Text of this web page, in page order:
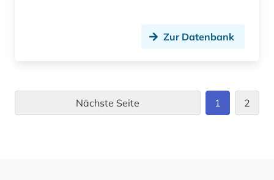
Zur Datenbank
Nächste Seite 1 2